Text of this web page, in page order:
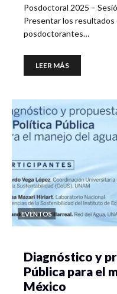
Posdoctoral 2025 –
Presentar los
posdoctorantes…
LEER MÁS
EVENTOS
Diagnóstico y
Pública para el
México